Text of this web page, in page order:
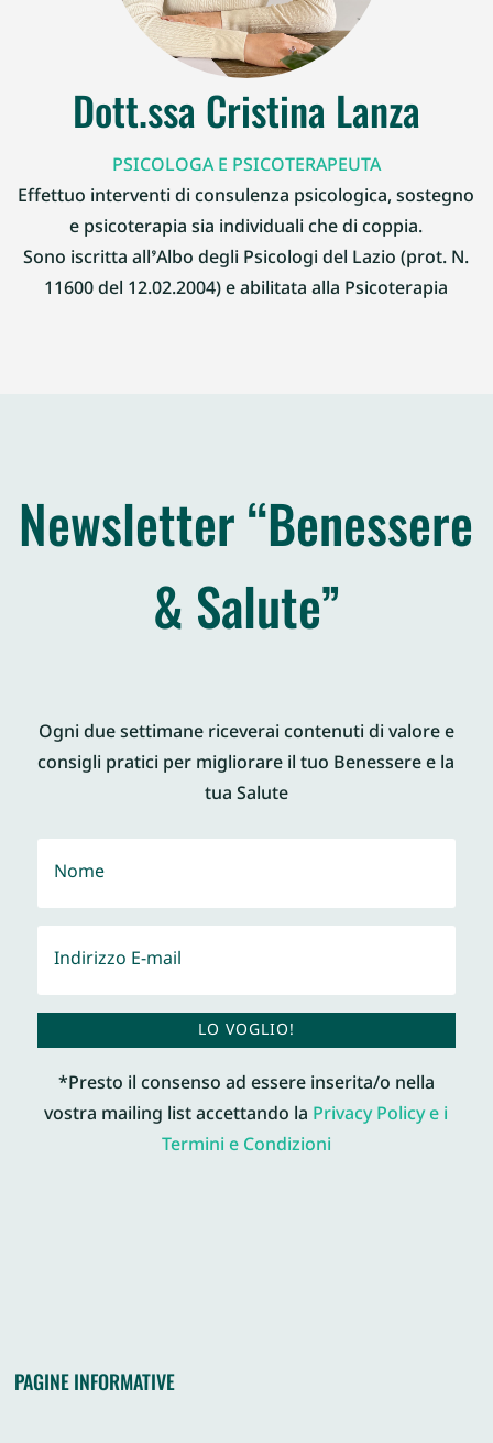
Dott.ssa Cristina Lanza
PSICOLOGA E PSICOTERAPEUTA
Effettuo interventi di consulenza psicologica, sostegno
e psicoterapia sia individuali che di coppia.
Sono iscritta all’Albo degli Psicologi del Lazio (prot. N.
11600 del 12.02.2004) e abilitata alla Psicoterapia
Newsletter “Benessere
& Salute”
Ogni due settimane riceverai contenuti di valore e
consigli pratici per migliorare il tuo Benessere e la
tua Salute
LO VOGLIO!
*Presto il consenso ad essere inserita/o nella
vostra mailing list accettando laPrivacy Policy e i
Termini e Condizioni
PAGINE INFORMATIVE